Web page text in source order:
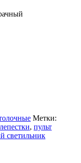
Метки:
, пульт
светильник